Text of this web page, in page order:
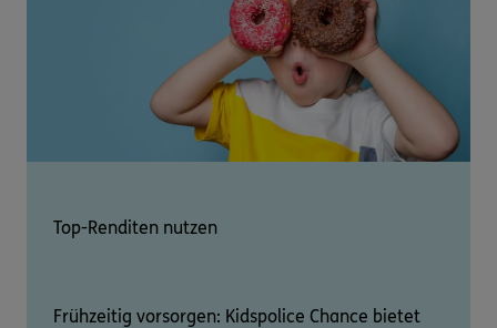
Top-Renditen nutzen
Frühzeitig vorsorgen: Kidspolice Chance bietet